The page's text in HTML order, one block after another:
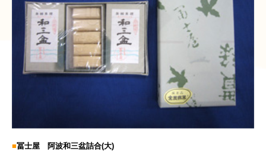
■冨士屋 阿波和三盆詰合(大)